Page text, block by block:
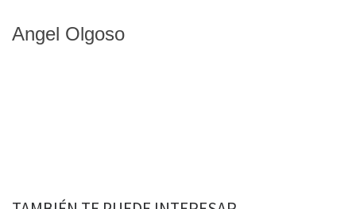
Angel Olgoso